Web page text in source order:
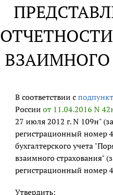
В соответствии с
Россииот 11.04.2016 N
27 июля 2012 г. N 109н"
регистрационный номер
бухгалтерского учета
взаимного страхования"
регистрационный номер
Утвердить: